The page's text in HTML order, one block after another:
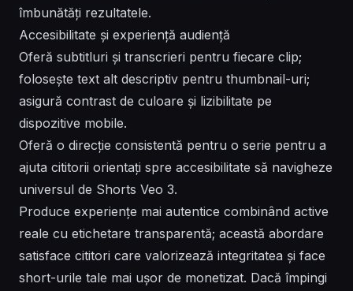
îmbunătăți rezultatele.
Accesibilitate și experiență audiență
Oferă subtitluri și transcrieri pentru fiecare clip;
folosește text alt descriptiv pentru thumbnail-uri;
asigură contrast de culoare și lizibilitate pe
dispozitive mobile.
Oferă o direcție consistentă pentru o serie pentru a
ajuta cititorii orientați spre accesibilitate să navigheze
universul de Shorts Veo 3.
Produce experiențe mai autentice combinând active
reale cu etichetare transparentă; această abordare
satisface cititori care valorizează integritatea și face
short-urile tale mai ușor de monetizat. Dacă împingi